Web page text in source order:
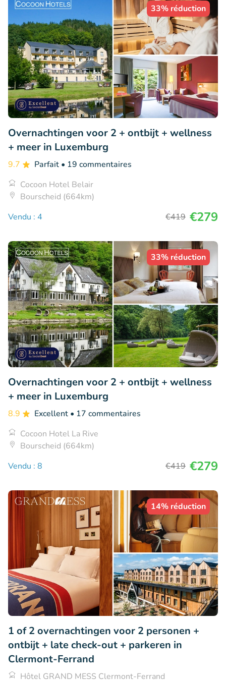
33% réduction
Overnachtingen voor 2 + ontbijt + wellness
+ meer in Luxemburg
9.7 Parfait • 19 commentaires
Cocoon Hotel Belair
Bourscheid (664km)
Vendu : 4
€419 €279
33% réduction
Overnachtingen voor 2 + ontbijt + wellness
+ meer in Luxemburg
8.9 Excellent • 17 commentaires
Cocoon Hotel La Rive
Bourscheid (664km)
Vendu : 8
€419 €279
14% réduction
1 of 2 overnachtingen voor 2 personen +
ontbijt + late check-out + parkeren in
Clermont-Ferrand
Hôtel GRAND MESS Clermont-Ferrand